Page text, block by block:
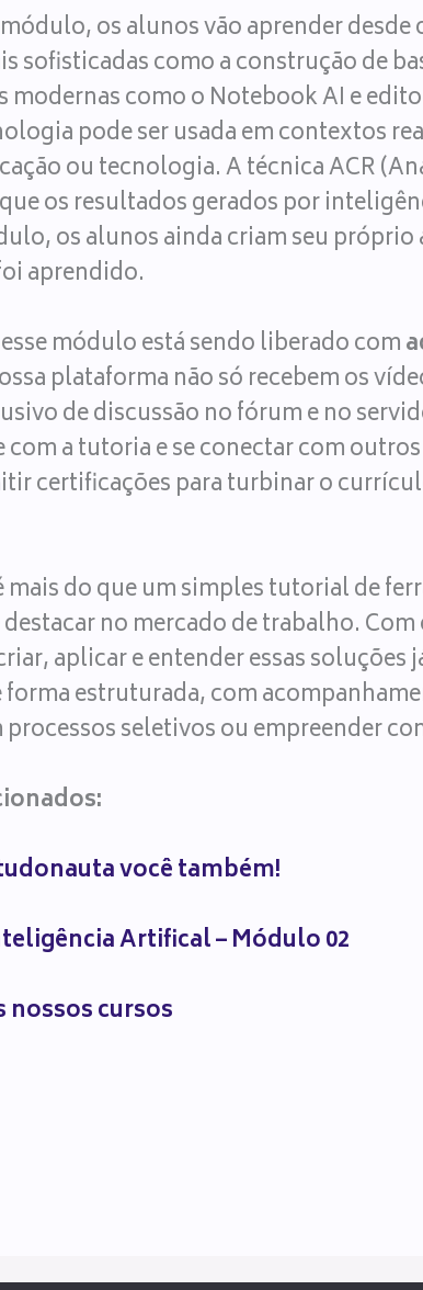
os alunos vão aprender
sofisticadas como a construção de
modernas como o Notebook AI e
pode ser usada em contextos
ou tecnologia. A técnica ACR
os resultados gerados por
os alunos ainda criam seu
aprendido.
módulo está sendo liberado com
plataforma não só recebem os
de discussão no fórum e no
a tutoria e se conectar com
certificações para turbinar o
mais do que um simples tutorial de
no mercado de trabalho.
aplicar e entender essas
estruturada, com
processos seletivos ou empreender
você também!
Artifical – Módulo 02
nossos cursos